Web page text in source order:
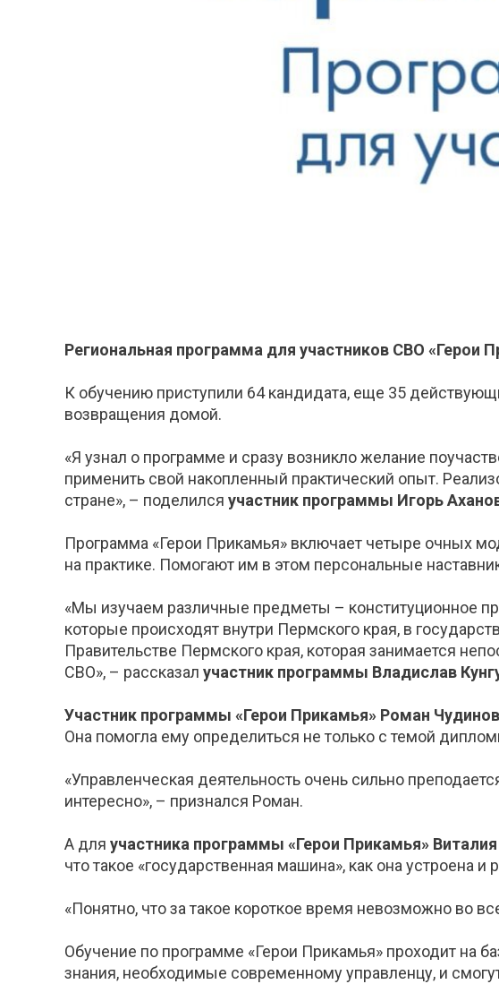
Региональная программа для участников СВО «Герои
К обучению приступили 64 кандидата, еще 35
возвращения домой.
«Я узнал о программе и сразу возникло желание
применить свой накопленный практический опыт.
стране», – поделился участник программы Игорь
Программа «Герои Прикамья» включает четыре очных
на практике. Помогают им в этом персональные
«Мы изучаем различные предметы – конституционное
которые происходят внутри Пермского края, в
Правительстве Пермского края, которая занимается
СВО», – рассказал участник программы Владислав
Участник программы «Герои Прикамья» Роман Чудинов
Она помогла ему определиться не только с темой
«Управленческая деятельность очень сильно
интересно», – признался Роман.
А для участника программы «Герои Прикамья»
что такое «государственная машина», как она устроена и
«Понятно, что за такое короткое время невозможно во
Обучение по программе «Герои Прикамья» проходит на
знания, необходимые современному управленцу, и